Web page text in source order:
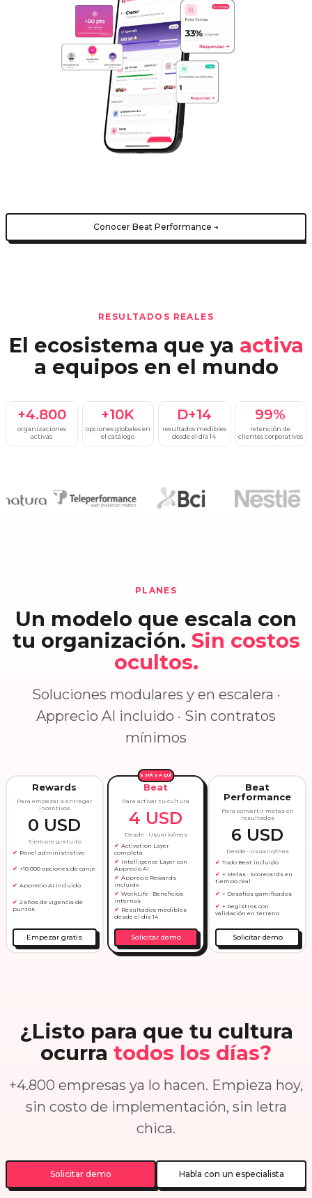
Conocer Beat Performance →
RESULTADOS REALES
El ecosistema que ya activa
a equipos en el mundo
+4.800
organizaciones
activas
+10K
opciones globales en
el catálogo
D+14
resultados medibles
desde el día 14
99%
retención de
clientes corporativos
PLANES
Un modelo que escala con
tu organización. Sin costos
ocultos.
Soluciones modulares y en escalera ·
Apprecio AI incluido · Sin contratos
mínimos
Rewards
Para empezar a entregar
incentivos
0 USD
Siempre gratuito
Panel administrativo
+10.000 opciones de canje
Apprecio AI incluido
2 años de vigencia de
puntos
Empezar gratis
ESTÁS AQUÍ
Beat
Para activar tu cultura
4 USD
Desde · Usuario/mes
Activation Layer
completa
Intelligence Layer con
Apprecio AI
Apprecio Rewards
incluido
WorkLife · Beneficios
internos
Resultados medibles
desde el día 14
Solicitar demo
Beat
Performance
Para convertir metas en
resultados
6 USD
Desde · Usuario/mes
Todo Beat incluido
+ Metas · Scorecards en
tiempo real
+ Desafíos gamificados
+ Registros con
validación en terreno
Solicitar demo
¿Listo para que tu cultura
ocurra todos los días?
+4.800 empresas ya lo hacen. Empieza hoy,
sin costo de implementación, sin letra
chica.
Solicitar demo Habla con un especialista